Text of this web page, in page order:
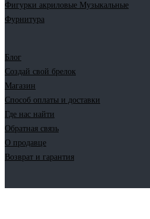
Фигурки акриловые Музыкальные
Фурнитура
Блог
Создай свой брелок
Магазин
Способ оплаты и доставки
Где нас найти
Обратная связь
О продавце
Возврат и гарантия